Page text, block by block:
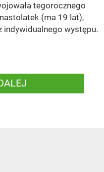
tegorocznego
(ma 19 lat),
indywidualnego występu.